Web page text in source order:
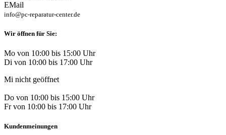
EMail
info@pc-reparatur-center.de
Wir öffnen für Sie:
Mo von 10:00 bis 15:00 Uhr
Di von 10:00 bis 17:00 Uhr
Mi nicht geöffnet
Do von 10:00 bis 15:00 Uhr
Fr von 10:00 bis 17:00 Uhr
Kundenmeinungen